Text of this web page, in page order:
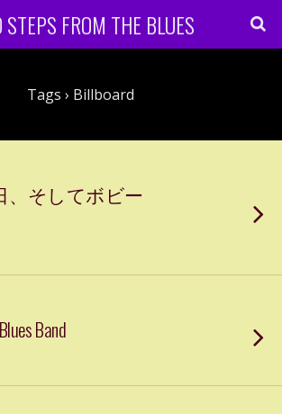
STEPS FROM THE BLUES
Tags › Billboard
、そしてボビー
Band